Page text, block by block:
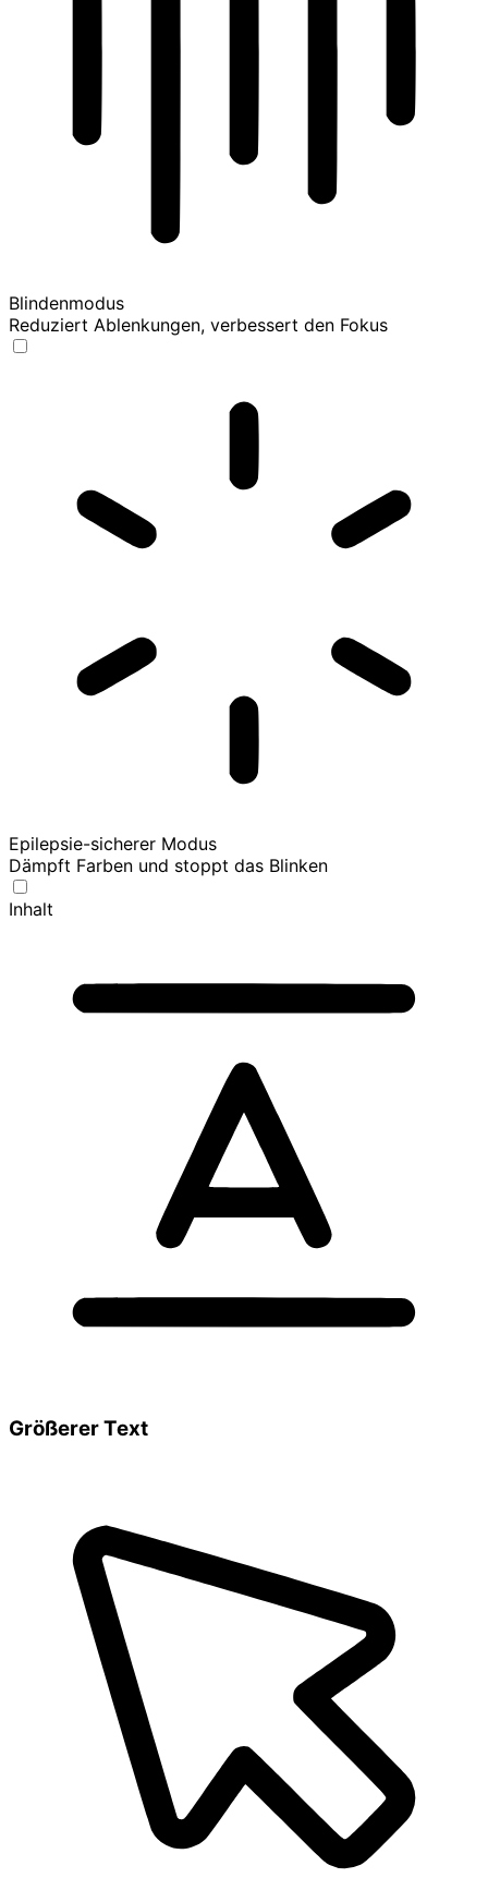
Blindenmodus
Reduziert Ablenkungen, verbessert den Fokus
Epilepsie-sicherer Modus
Dämpft Farben und stoppt das Blinken
Inhalt
Größerer Text